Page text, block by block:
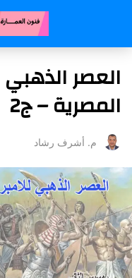
العصر الذهبي
المصرية – ج2
م. أشرف رشاد